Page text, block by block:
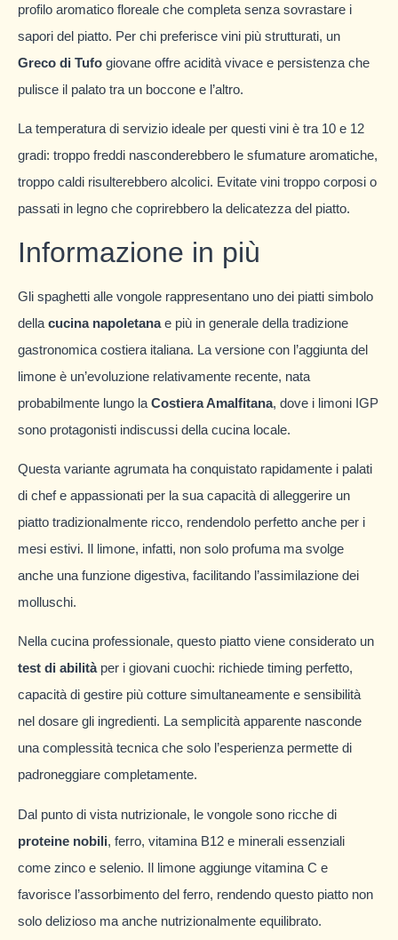
profilo aromatico floreale che completa senza sovrastare i
sapori del piatto. Per chi preferisce vini più strutturati, un
Greco di Tufo giovane offre acidità vivace e persistenza che
pulisce il palato tra un boccone e l’altro.
La temperatura di servizio ideale per questi vini è tra 10 e 12
gradi: troppo freddi nasconderebbero le sfumature aromatiche,
troppo caldi risulterebbero alcolici. Evitate vini troppo corposi o
passati in legno che coprirebbero la delicatezza del piatto.
Informazione in più
Gli spaghetti alle vongole rappresentano uno dei piatti simbolo
della cucina napoletanae più in generale della tradizione
gastronomica costiera italiana. La versione con l’aggiunta del
limone è un’evoluzione relativamente recente, nata
probabilmente lungo la Costiera Amalfitana, dove i limoni IGP
sono protagonisti indiscussi della cucina locale.
Questa variante agrumata ha conquistato rapidamente i palati
di chef e appassionati per la sua capacità di alleggerire un
piatto tradizionalmente ricco, rendendolo perfetto anche per i
mesi estivi. Il limone, infatti, non solo profuma ma svolge
anche una funzione digestiva, facilitando l’assimilazione dei
molluschi.
Nella cucina professionale, questo piatto viene considerato un
test di abilitàper i giovani cuochi: richiede timing perfetto,
capacità di gestire più cotture simultaneamente e sensibilità
nel dosare gli ingredienti. La semplicità apparente nasconde
una complessità tecnica che solo l’esperienza permette di
padroneggiare completamente.
Dal punto di vista nutrizionale, le vongole sono ricche di
proteine nobili, ferro, vitamina B12 e minerali essenziali
come zinco e selenio. Il limone aggiunge vitamina C e
favorisce l’assorbimento del ferro, rendendo questo piatto non
solo delizioso ma anche nutrizionalmente equilibrato.